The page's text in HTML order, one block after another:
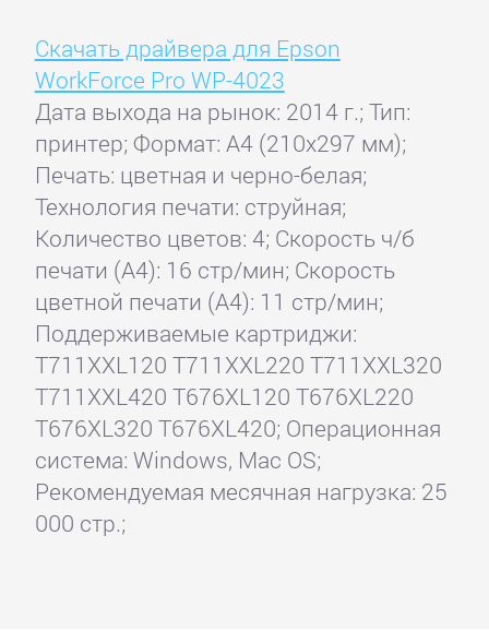
Скачать драйвера для Epson
WorkForce Pro WP-4023
Дата выхода на рынок: 2014 г.; Тип:
принтер; Формат: A4 (210x297 мм);
Печать: цветная и черно-белая;
Технология печати: струйная;
Количество цветов: 4; Скорость ч/б
печати (А4): 16 стр/мин; Скорость
цветной печати (А4): 11 стр/мин;
Поддерживаемые картриджи:
T711XXL120 T711XXL220 T711XXL320
T711XXL420 T676XL120 T676XL220
T676XL320 T676XL420; Операционная
система: Windows, Mac OS;
Рекомендуемая месячная нагрузка: 25
000 стр.;